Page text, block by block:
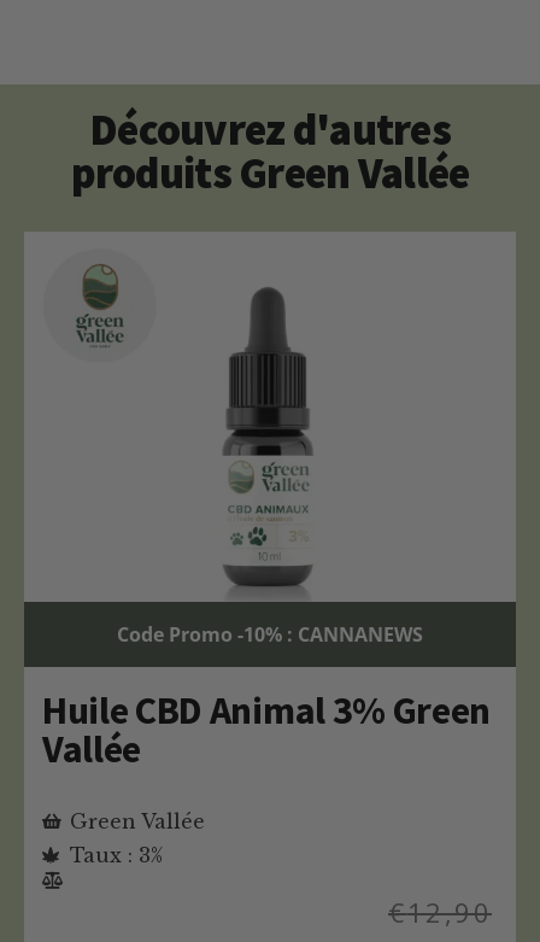
Découvrez d'autres
produits Green Vallée
Code Promo -10% : CANNANEWS
Huile CBD Animal 3% Green
Vallée
Green Vallée
Taux : 3%
€12,90